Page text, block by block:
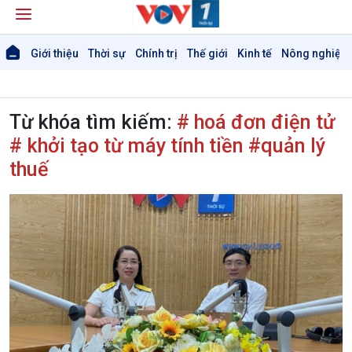
Giới thiệu Thời sự Chính trị Thế giới Kinh tế Nông nghiệp
Giới thiệu
Thời sự 12h
Thời sự 18h
Thời sự 21h30
Bản tin
Chuyên mục
Theo dòng Thời sự
Chính trị
Thế giới
Từ khóa tìm kiếm: # hoá đơn điện tử
# khởi tạo từ máy tính tiền #quản lý
thuế